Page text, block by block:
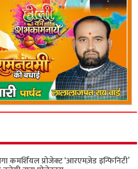
कमर्शियल प्रोजेक्ट ‘आरएमज़ेड इन्फिनिटी’